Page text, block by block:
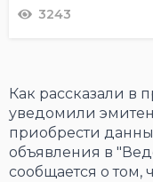
3243
Как рассказали в
уведомили
приобрести
объявления в
сообщается о том,